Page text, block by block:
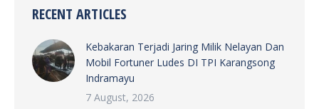
RECENT ARTICLES
Kebakaran Terjadi Jaring Milik Nelayan Dan
Mobil Fortuner Ludes DI TPI Karangsong
Indramayu
7 August, 2026